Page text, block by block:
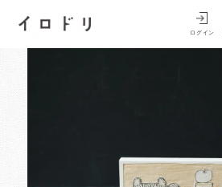
イロドリ
ログイン